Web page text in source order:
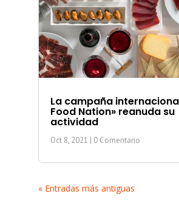
La campaña
Food Nation» reanuda su
actividad
Oct 8, 2021 | 0 Comentario
« Entradas más antiguas